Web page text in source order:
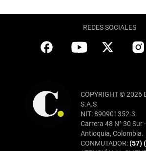
REDES SOCIALES
COPYRIGHT © 2026
S.A.S
NIT: 890901352-3
Carrera 48 N° 30 Sur
Antioquia, Colombia.
CONMUTADOR:(57)